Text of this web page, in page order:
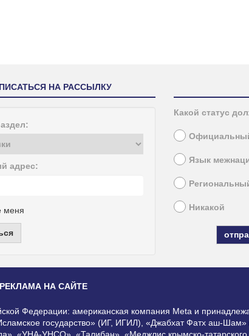
НА РАССЫЛКУ
адрес:
меня
Какой статус
Язык
Никакой
РЕКЛАМА НА САЙТЕ
Федерации: американская компания Meta и
государство» (ИГ, ИГИЛ), «Джабхат Фатх аш-
«УНА-УНСО», «Талибан», «Меджлис крымско-татарского